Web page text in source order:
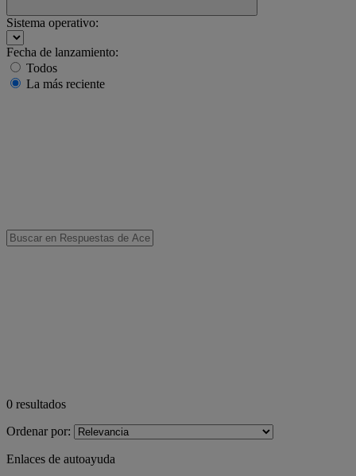
Sistema operativo:
Fecha de lanzamiento:
Todos
La más reciente
0 resultados
Ordenar por:
Enlaces de autoayuda